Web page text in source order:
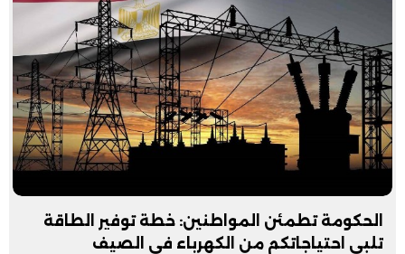
الحكومة تطمئن المواطنين: خطة توفير الطاقة
تلبى احتياجاتكم من الكهرباء فى الصيف